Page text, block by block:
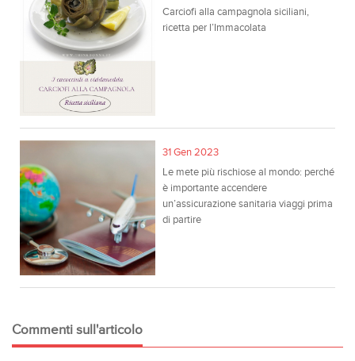
Carciofi alla campagnola siciliani,
ricetta per l’Immacolata
31 Gen 2023
Le mete più rischiose al mondo: perché
è importante accendere
un’assicurazione sanitaria viaggi prima
di partire
Commenti sull'articolo